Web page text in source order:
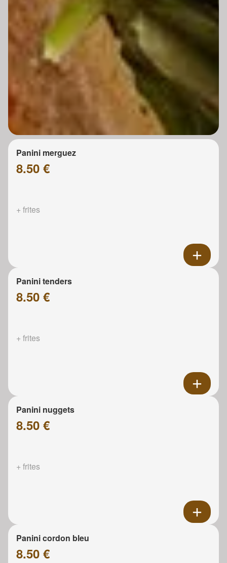
Panini merguez
8.50 €
+ frites
Panini tenders
8.50 €
+ frites
Panini nuggets
8.50 €
+ frites
Panini cordon bleu
8.50 €